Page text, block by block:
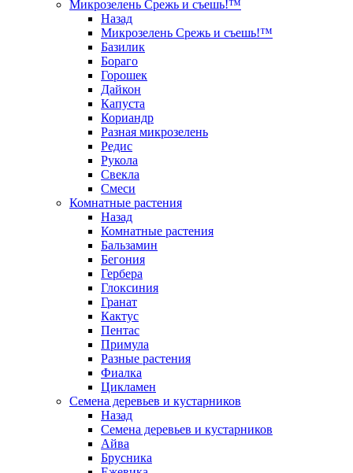
Микрозелень Срежь и съешь!™
Назад
Микрозелень Срежь и съешь!™
Базилик
Бораго
Горошек
Дайкон
Капуста
Кориандр
Разная микрозелень
Редис
Рукола
Свекла
Смеси
Комнатные растения
Назад
Комнатные растения
Бальзамин
Бегония
Гербера
Глоксиния
Гранат
Кактус
Пентас
Примула
Разные растения
Фиалка
Цикламен
Семена деревьев и кустарников
Назад
Семена деревьев и кустарников
Айва
Брусника